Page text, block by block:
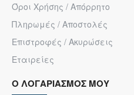
Όροι Χρήσης / Απόρρητο
Πληρωμές / Αποστολές
Επιστροφές / Ακυρώσεις
Εταιρείες
Ο ΛΟΓΑΡΙΑΣΜΟΣ ΜΟΥ